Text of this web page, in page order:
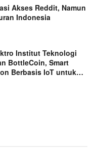
Akses Reddit, Namun
Indonesia
Institut Teknologi
BottleCoin, Smart
Berbasis IoT untuk
Plastik